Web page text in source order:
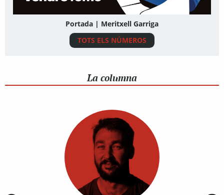
Portada | Meritxell Garriga
TOTS ELS NÚMEROS
La columna